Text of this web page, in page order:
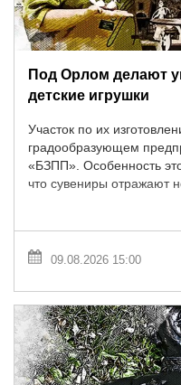
Под Орлом делают
детские игрушки
Участок по их
градообразующем
«БЗПП». Особенность
что сувениры отражают
09.08.2026 15:00